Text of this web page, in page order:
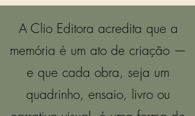
A Clio Editora acredita que a
memória é um ato de criação —
e que cada obra, seja um
quadrinho, ensaio, livro ou